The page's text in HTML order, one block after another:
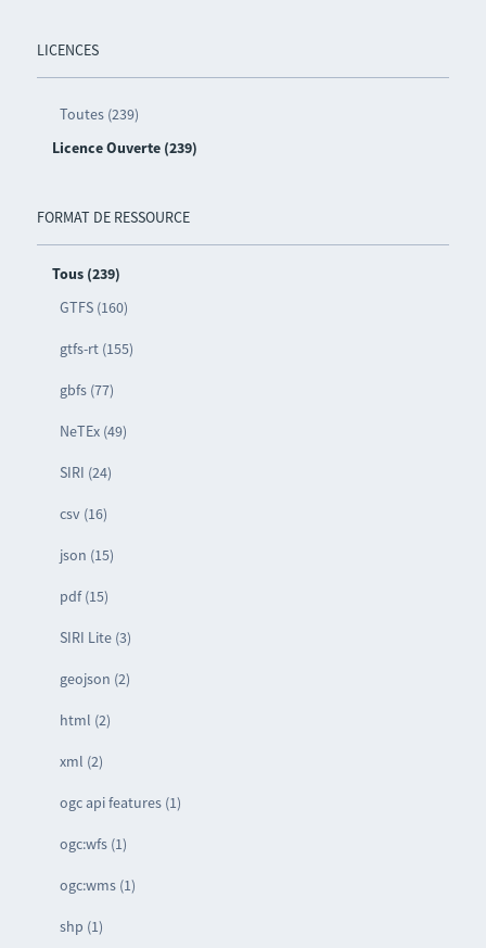
LICENCES
Toutes (239)
Licence Ouverte (239)
FORMAT DE RESSOURCE
Tous (239)
GTFS (160)
gtfs-rt (155)
gbfs (77)
NeTEx (49)
SIRI (24)
csv (16)
json (15)
pdf (15)
SIRI Lite (3)
geojson (2)
html (2)
xml (2)
ogc api features (1)
ogc:wfs (1)
ogc:wms (1)
shp (1)